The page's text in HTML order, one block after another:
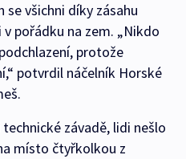
se všichni díky zásahu
pořádku na zem. „Nikdo
protože
potvrdil náčelník Horské
závadě, lidi nešlo
místo čtyřkolkou z